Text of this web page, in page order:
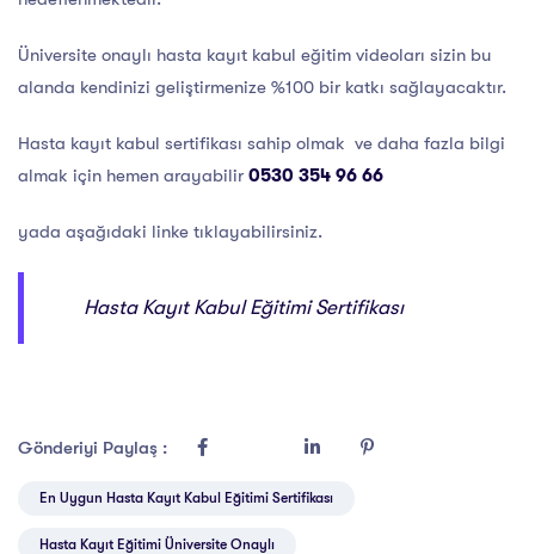
Üniversite onaylı hasta kayıt kabul eğitim videoları sizin bu
alanda kendinizi geliştirmenize %100 bir katkı sağlayacaktır.
Hasta kayıt kabul sertifikası sahip olmak ve daha fazla bilgi
almak için hemen arayabilir 0530 354 96 66
yada aşağıdaki linke tıklayabilirsiniz.
Hasta Kayıt Kabul Eğitimi Sertifikası
Gönderiyi Paylaş :
En Uygun Hasta Kayıt Kabul Eğitimi Sertifikası
Hasta Kayıt Eğitimi Üniversite Onaylı